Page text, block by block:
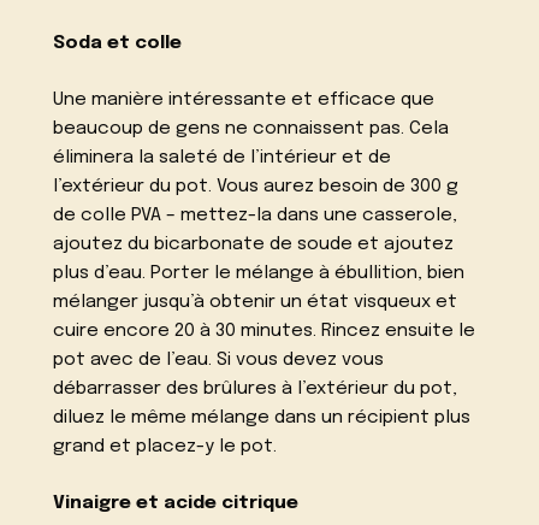
Soda et colle
Une manière intéressante et efficace que
beaucoup de gens ne connaissent pas. Cela
éliminera la saleté de l’intérieur et de
l’extérieur du pot. Vous aurez besoin de 300 g
de colle PVA – mettez-la dans une casserole,
ajoutez du bicarbonate de soude et ajoutez
plus d’eau. Porter le mélange à ébullition, bien
mélanger jusqu’à obtenir un état visqueux et
cuire encore 20 à 30 minutes. Rincez ensuite le
pot avec de l’eau. Si vous devez vous
débarrasser des brûlures à l’extérieur du pot,
diluez le même mélange dans un récipient plus
grand et placez-y le pot.
Vinaigre et acide citrique